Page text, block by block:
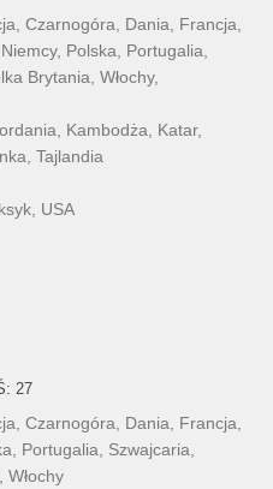
Czarnogóra, Dania, Francja,
Polska, Portugalia,
Brytania, Włochy,
Kambodża, Katar,
Tajlandia
USA
27
Czarnogóra, Dania, Francja,
Portugalia, Szwajcaria,